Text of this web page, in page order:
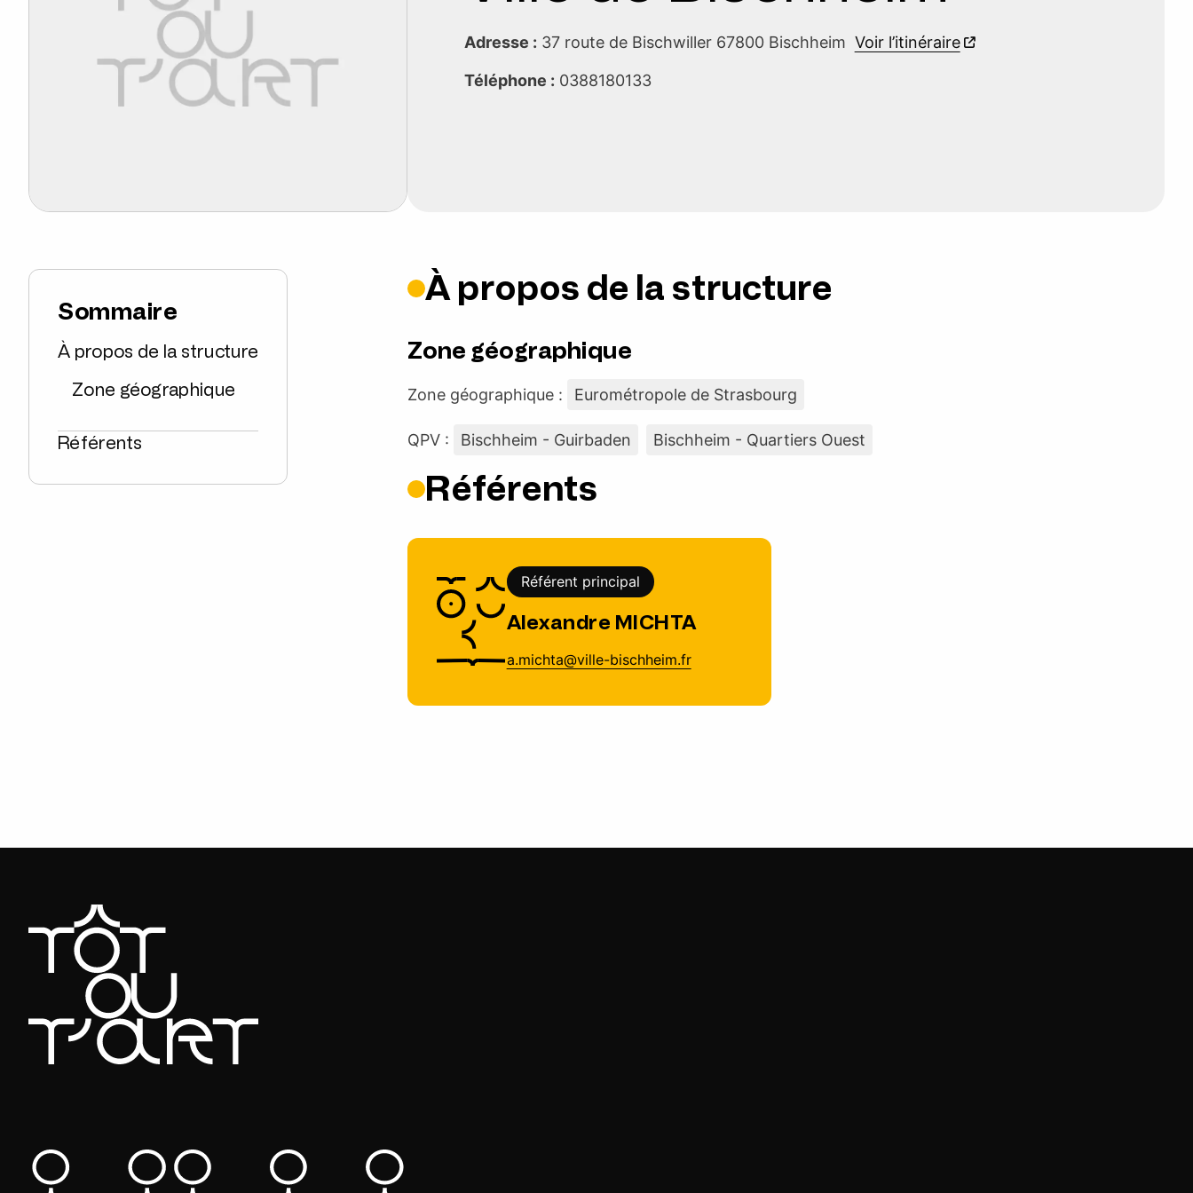
Adresse : 37 route de Bischwiller 67800 Bischheim Voir l’itinéraire
Téléphone : 0388180133
Sommaire
À propos de la structure
Zone géographique
Référents
À propos de la structure
Zone géographique
Zone géographique : Eurométropole de Strasbourg
QPV : Bischheim - Guirbaden Bischheim - Quartiers Ouest
Référents
Référent principal
Alexandre MICHTA
a.michta@ville-bischheim.fr